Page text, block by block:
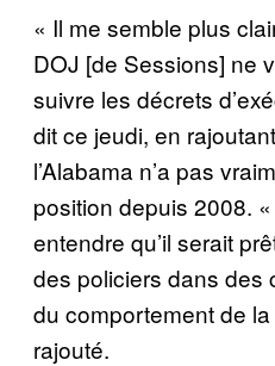
« Il me semble plus
DOJ [de Sessions] ne
suivre les décrets
dit ce jeudi, en
l’Alabama n’a pas
position depuis 2008.
entendre qu’il serait
des policiers dans des
du comportement de
rajouté.